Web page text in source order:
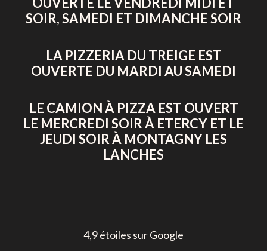
SOIR, SAMEDI ET DIMANCHE SOIR
LA PIZZERIA DU TREIGE EST
OUVERTE DU MARDI AU SAMEDI
LE CAMION À PIZZA EST OUVERT
LE MERCREDI SOIR À ETERCY ET LE
JEUDI SOIR À MONTAGNY LES
LANCHES
4,9 étoiles sur Google